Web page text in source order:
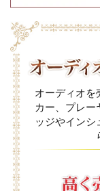
オーディオを
カー、プレー
ッジやインシ